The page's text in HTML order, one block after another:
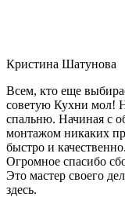
Кристина Шатунова
Всем, кто еще
советую Кухни мол!
спальню. Начиная с
монтажом никаких
быстро и
Огромное спасибо
Это мастер своего
здесь.